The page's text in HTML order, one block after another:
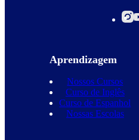
Aprendizagem
Nossos Cursos
Curso de Inglês
Curso de Espanhol
Nossas Escolas